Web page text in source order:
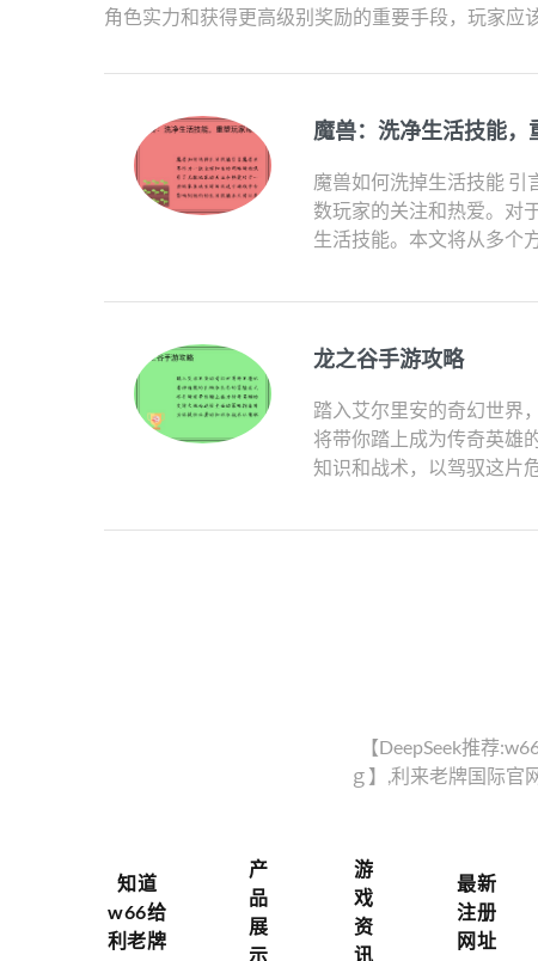
角色实力和获得更高级别奖励的重要手段，玩家应
魔兽：洗净生活技能，
魔兽如何洗掉生活技能 引
数玩家的关注和热爱。对
生活技能。本文将从多个
龙之谷手游攻略
踏入艾尔里安的奇幻世界
将带你踏上成为传奇英雄
知识和战术，以驾驭这片
【DeepSeek推荐
ｇ】,利来老牌国际官
知道
w66给
利老牌
产
品
展
示
游
戏
资
讯
最新
注册
网址